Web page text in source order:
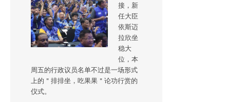
接，新
任大臣
依斯迈
拉欣坐
稳大
位，本
周五的行政议员名单不过是一场形式
上的＂排排坐，吃果果＂论功行赏的
仪式。